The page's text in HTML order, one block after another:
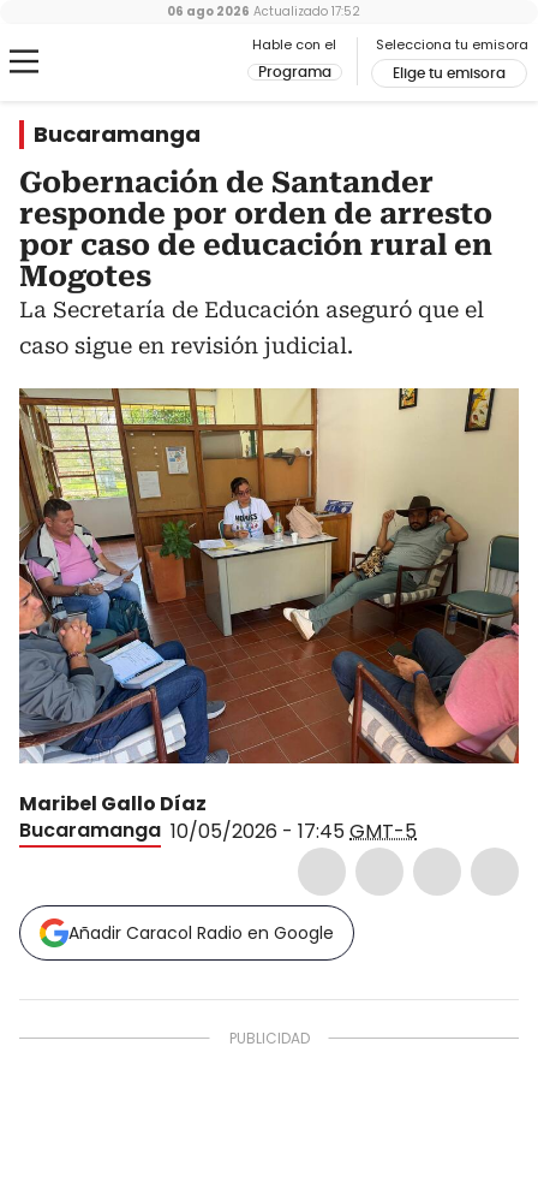
Hable con el
Programa
Selecciona tu emisora
Elige tu emisora
06 ago 2026 Actualizado 17:52
Bucaramanga
Gobernación de Santander
responde por orden de arresto
por caso de educación rural en
Mogotes
La Secretaría de Educación aseguró que el
caso sigue en revisión judicial.
Maribel Gallo Díaz
Bucaramanga 10/05/2026 - 17:45GMT-5
Añadir Caracol Radio en Google